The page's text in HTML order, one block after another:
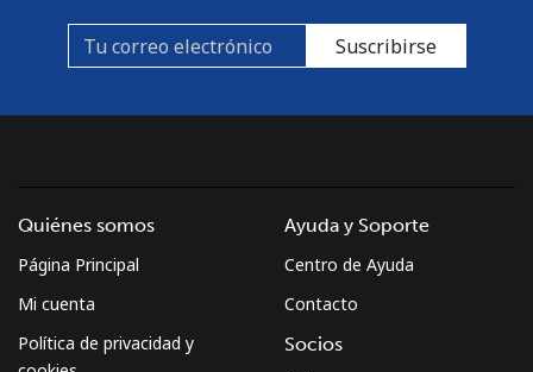
Suscribirse
Quiénes somos
Página Principal
Mi cuenta
Política de privacidad y
Ayuda y Soporte
Centro de Ayuda
Contacto
Socios